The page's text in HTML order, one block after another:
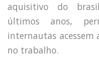
aquisitivo do
últimos anos,
internautas acessem
no trabalho.